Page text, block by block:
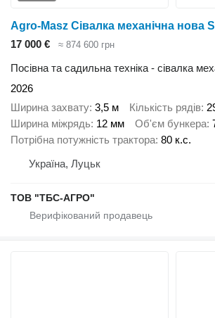
17 000 € ≈ 874 600 грн
Посівна та садильна техніка - сівалка
2026
Ширина захвату 3,5 м Кількість рядів
Ширина міжрядь 12 мм Об'єм бункера
Потрібна потужність трактора 80 к.с.
Україна, Луцьк
ТОВ "ТБС-АГРО"